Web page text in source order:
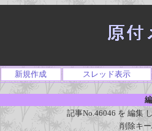
新規作成 スレッド表示
記事No.46046 を 編集
削除キ